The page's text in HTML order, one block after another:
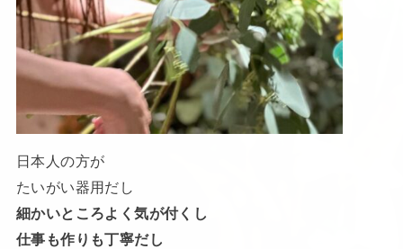
日本人の方が
たいがい器用だし
細かいところよく気が付くし
仕事も作りも丁寧だし